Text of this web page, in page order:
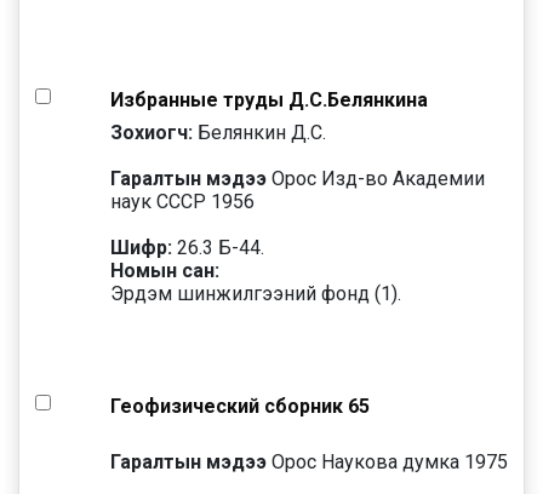
Избранные труды Д.С.Белянкина
Зохиогч: Белянкин Д.С.
Гаралтын мэдээ Орос Изд-во Академии
наук СССР 1956
Шифр: 26.3 Б-44.
Номын сан:
Эрдэм шинжилгээний фонд (1).
Геофизический сборник 65
Гаралтын мэдээ Орос Наукова думка 1975